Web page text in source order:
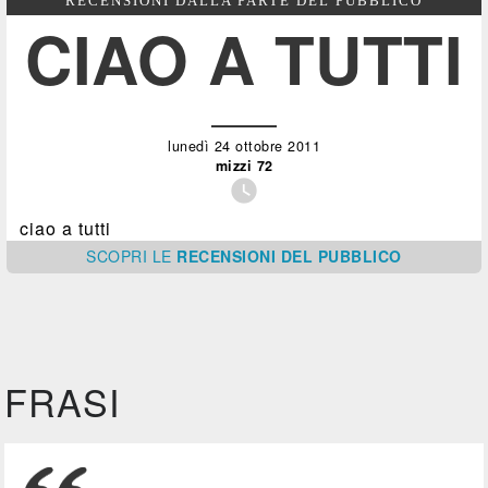
CIAO A TUTTI
lunedì 24 ottobre 2011
mizzi 72

ciao a tutti
SCOPRI LE RECENSIONI DEL PUBBLICO
FRASI